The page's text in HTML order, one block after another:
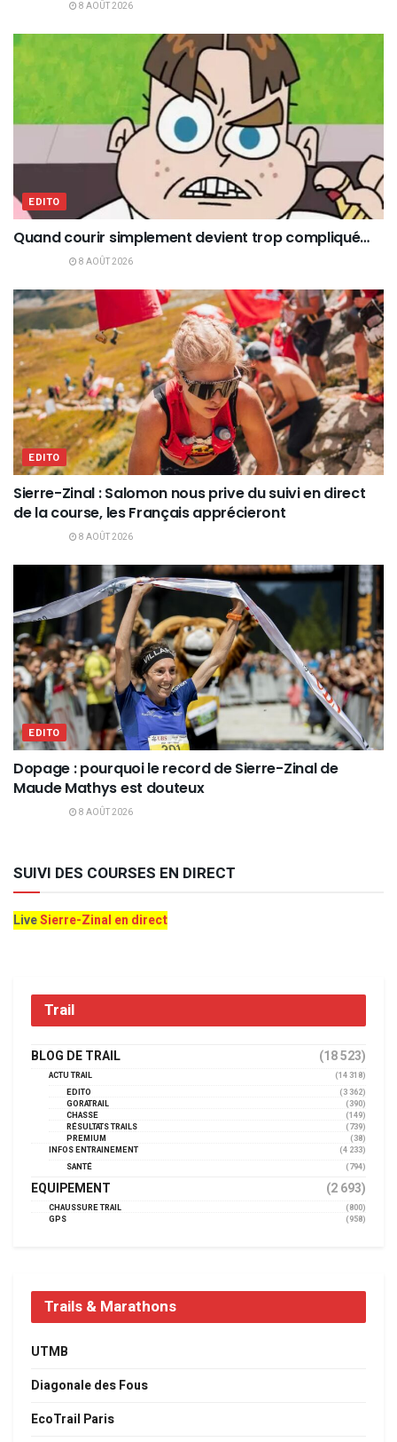
8 AOÛT 2026
EDITO
Quand courir simplement devient trop compliqué…
8 AOÛT 2026
EDITO
Sierre-Zinal : Salomon nous prive du suivi en direct
de la course, les Français apprécieront
8 AOÛT 2026
EDITO
Dopage : pourquoi le record de Sierre-Zinal de
Maude Mathys est douteux
8 AOÛT 2026
SUIVI DES COURSES EN DIRECT
LiveSierre-Zinal en direct
Trail
BLOG DE TRAIL (18 523)
ACTU TRAIL
(14 318)
EDITO
(3 362)
GORATRAIL
(390)
CHASSE
(149)
RÉSULTATS TRAILS
(739)
PREMIUM
(38)
INFOS ENTRAINEMENT
(4 233)
SANTÉ
(794)
EQUIPEMENT (2 693)
CHAUSSURE TRAIL
(800)
GPS
(958)
Trails & Marathons
UTMB
Diagonale des Fous
EcoTrail Paris